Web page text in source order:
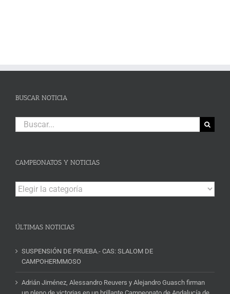
BUSCAR NOTICIA
Buscar:
CAMPEONATOS Y NOTICIAS
Campeonatos
y
ÚLTIMAS NOTICIAS
SUSPENSIÓN DE PRUEBA.- CAS: SLALOM DE
CAMPOHERMMOSO
Adrián Jiménez, Alessandro Reuvers y Alejandro Guasch firman